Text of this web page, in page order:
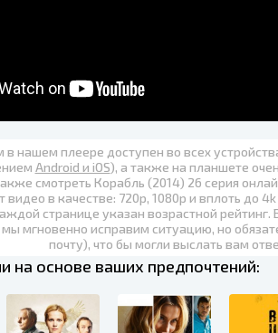
в нашем плеере доступен во всех
Android и iOS), а также на планшете
смотреть Корабль (2014) 26 серия
в качестве: 720p, 1080p и вплоть до 4k
странице указан возрастной
мгновенно исправим ситуацию, но
почту), что бы могли выслать вам
на основе ваших предпочтений: